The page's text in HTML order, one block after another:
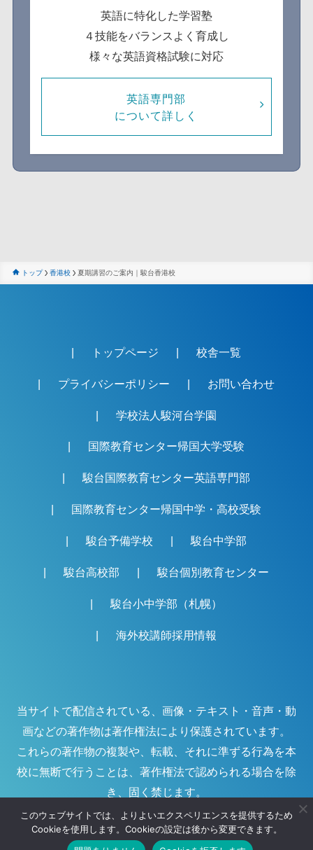
英語に特化した学習塾
４技能をバランスよく育成し
様々な英語資格試験に対応
英語専門部
について詳しく
トップ 香港校 夏期講習のご案内｜駿台香港校
トップページ 校舎一覧
プライバシーポリシー お問い合わせ
学校法人駿河台学園
国際教育センター帰国大学受験
駿台国際教育センター英語専門部
国際教育センター帰国中学・高校受験
駿台予備学校 駿台中学部
駿台高校部 駿台個別教育センター
駿台小中学部（札幌）
海外校講師採用情報
当サイトで配信されている、画像・テキスト・音声・動
画などの著作物は著作権法により保護されています。
これらの著作物の複製や、転載、それに準ずる行為を本
校に無断で行うことは、著作権法で認められる場合を除
き、固く禁じます。
©駿台海外校
このウェブサイトでは、よりよいエクスペリエンスを提供するため
Cookieを使用します。Cookieの設定は後から変更できます。